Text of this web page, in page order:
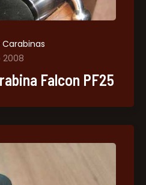
Carabinas
2008
Falcon PF25